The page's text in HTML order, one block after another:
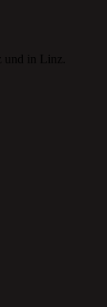
und in Linz.